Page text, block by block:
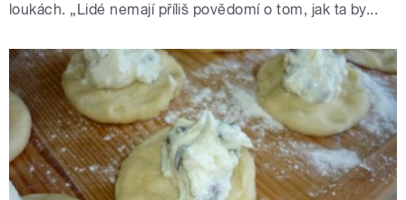
loukách. „Lidé nemají příliš povědomí o tom, jak ta by...